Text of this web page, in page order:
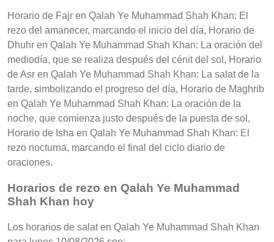
Horario de Fajr en Qalah Ye Muhammad Shah Khan: El
rezo del amanecer, marcando el inicio del día, Horario de
Dhuhr en Qalah Ye Muhammad Shah Khan: La oración del
mediodía, que se realiza después del cénit del sol, Horario
de Asr en Qalah Ye Muhammad Shah Khan: La salat de la
tarde, simbolizando el progreso del día, Horario de Maghrib
en Qalah Ye Muhammad Shah Khan: La oración de la
noche, que comienza justo después de la puesta de sol,
Horario de Isha en Qalah Ye Muhammad Shah Khan: El
rezo nocturna, marcando el final del ciclo diario de
oraciones.
Horarios de rezo en Qalah Ye Muhammad
Shah Khan hoy
Los horarios de salat en Qalah Ye Muhammad Shah Khan